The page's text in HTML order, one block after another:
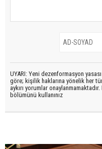
UYARI: Yeni dezenformasyon
göre; kişilik haklarına yönelik her
aykırı yorumlar
bölümünü kullanınız